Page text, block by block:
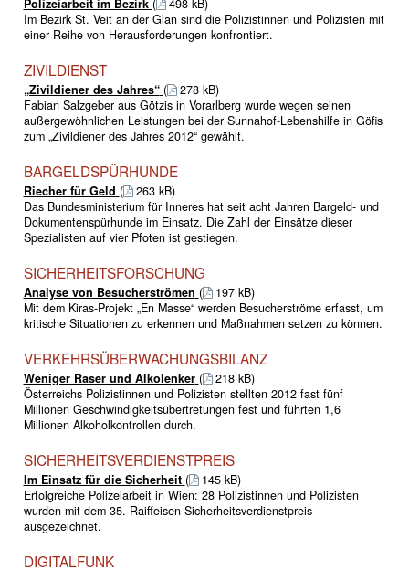
Polizeiarbeit im Bezirk (
498 kB)
Im Bezirk St. Veit an der Glan sind die Polizistinnen und Polizisten mit
einer Reihe von Herausforderungen konfrontiert.
ZIVILDIENST
„Zivildiener des Jahres“ (
278 kB)
Fabian Salzgeber aus Götzis in Vorarlberg wurde wegen seinen
außergewöhnlichen Leistungen bei der Sunnahof-Lebenshilfe in Göfis
zum „Zivildiener des Jahres 2012“ gewählt.
BARGELDSPÜRHUNDE
Riecher für Geld (
263 kB)
Das Bundesministerium für Inneres hat seit acht Jahren Bargeld- und
Dokumentenspürhunde im Einsatz. Die Zahl der Einsätze dieser
Spezialisten auf vier Pfoten ist gestiegen.
SICHERHEITSFORSCHUNG
Analyse von Besucherströmen (
197 kB)
Mit dem Kiras-Projekt „En Masse“ werden Besucherströme erfasst, um
kritische Situationen zu erkennen und Maßnahmen setzen zu können.
VERKEHRSÜBERWACHUNGSBILANZ
Weniger Raser und Alkolenker (
218 kB)
Österreichs Polizistinnen und Polizisten stellten 2012 fast fünf
Millionen Geschwindigkeitsübertretungen fest und führten 1,6
Millionen Alkoholkontrollen durch.
SICHERHEITSVERDIENSTPREIS
Im Einsatz für die Sicherheit (
145 kB)
Erfolgreiche Polizeiarbeit in Wien: 28 Polizistinnen und Polizisten
wurden mit dem 35. Raiffeisen-Sicherheitsverdienstpreis
ausgezeichnet.
DIGITALFUNK